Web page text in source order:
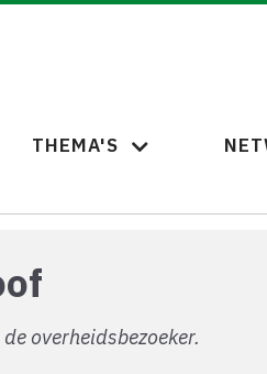
THEMA'S
overheidsbezoeker.